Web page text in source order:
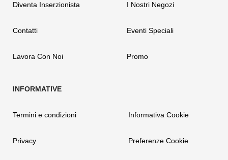
Diventa Inserzionista
Contatti
Lavora Con Noi
I Nostri Negozi
Eventi Speciali
Promo
Termini e condizioni
Privacy
Informativa Cookie
Preferenze Cookie